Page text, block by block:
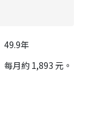
49.9年
每月約 1,893 元。